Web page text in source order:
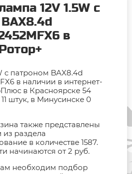
12V 1.5W с
в
с патроном BAX8.4d
в наличии в интернет-
в Красноярске 54
штук, в Минусинске 0
также представлены
из раздела
в количестве 1587.
начинаются от 2 руб.
необходим подбор